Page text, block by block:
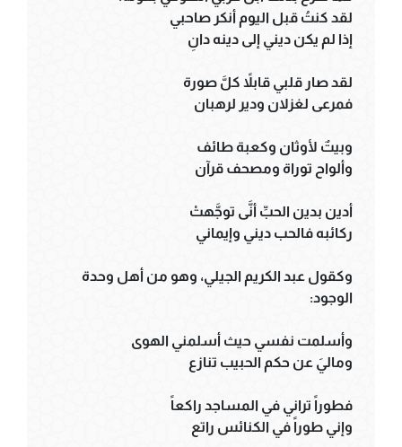
لقد كنتُ قبل اليوم أنكر صاحبي
إذا لم يكن ديني إلى دينه دانِ
لقد صار قلبي قابلاً كلَّ صورة
فمرعى لغزلان ودير لرهبان
وبيتٌ لأوثان وكعبة طائف
وألواح توراة ومصحف قرآن
أدين بدين الحبِّ أنَّى توجَّهتْ
ركائبه فالحب ديني وإيماني
وكقول عبد الكريم الجيلي، وهو من أهل وحدة
الوجود:
وأسلمت نفسي حيث أسلمني الهوى
وماليَ عن حكم الحبيب تنازع
فطوراً تراني في المساجد راكعاً
وإني طوراً في الكنائس راتع